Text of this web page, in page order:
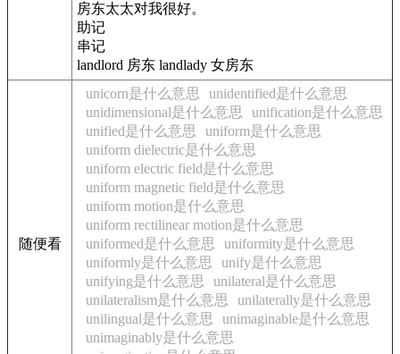
房东太太对我很好。
助记
串记
landlord 房东 landlady 女房东
随便看
unicorn是什么意思
unidentified是什么意思
unidimensional是什么意思
unification是什么意思
unified是什么意思
uniform是什么意思
uniform dielectric是什么意思
uniform electric field是什么意思
uniform magnetic field是什么意思
uniform motion是什么意思
uniform rectilinear motion是什么意思
uniformed是什么意思
uniformity是什么意思
uniformly是什么意思
unify是什么意思
unifying是什么意思
unilateral是什么意思
unilateralism是什么意思
unilaterally是什么意思
unilingual是什么意思
unimaginable是什么意思
unimaginably是什么意思